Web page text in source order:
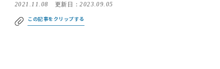
2021.11.08 更新日：2023.09.05
この記事をクリップする